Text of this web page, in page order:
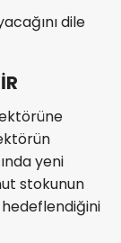
dile
yeni
stokunun
hedeflendiğini